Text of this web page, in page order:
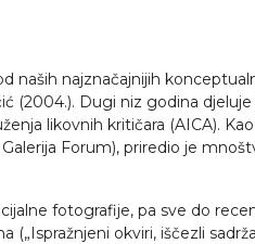
naših najznačajnijih
(2004.). Dugi niz godina
likovnih kritičara (AICA).
Forum), priredio je
fotografije, pa sve do
okviri, iščezli